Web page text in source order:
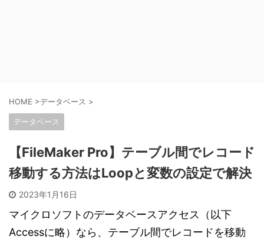
HOME >データベース >
データベース
【FileMaker Pro】テーブル間でレコード
移動する方法はLoopと変数の設定で解決
2023年1月16日
マイクロソフトのデータベースアクセス（以下
Accessに略）なら、テーブル間でレコードを移動